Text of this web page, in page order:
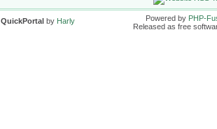
QuickPortal by Harly Powered by PHP-
Released as free